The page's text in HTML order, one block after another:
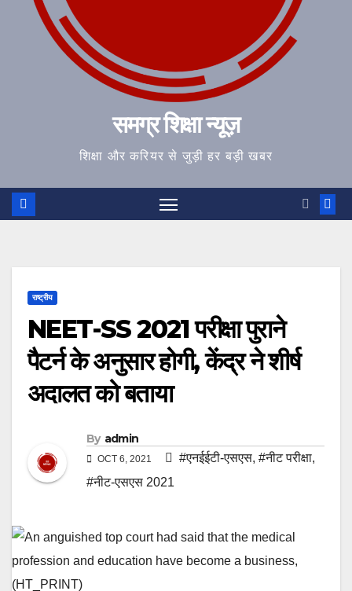
समग्र शिक्षा न्यूज़
शिक्षा और करियर से जुड़ी हर बड़ी खबर
राष्ट्रीय
NEET-SS 2021 परीक्षा पुराने
पैटर्न के अनुसार होगी, केंद्र ने शीर्ष
अदालत को बताया
By admin
OCT 6, 2021 #एनईईटी-एसएस, #नीट परीक्षा,
#नीट-एसएस 2021